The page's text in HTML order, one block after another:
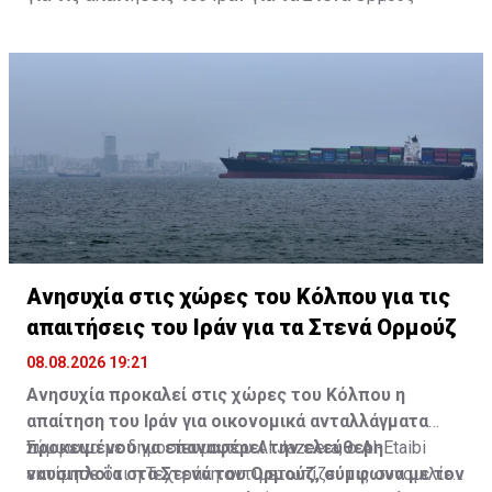
Ανησυχία στις χώρες του Κόλπου για τις
απαιτήσεις του Ιράν για τα Στενά Ορμούζ
08.08.2026 19:21
Ανησυχία προκαλεί στις χώρες του Κόλπου η
απαίτηση του Ιράν για οικονομικά ανταλλάγματα
προκειμένου να επαναφέρει την ελεύθερη
ναυσιπλοΐα στα Στενά του Ορμούζ, σύμφωνα με τον
Σύμφωνα με δημοσίευμα του Al Jazeera, ο Al-Etaibi
εκτίμησε ότι η Τεχεράνη αντιμετωπίζει τις συνομιλίες